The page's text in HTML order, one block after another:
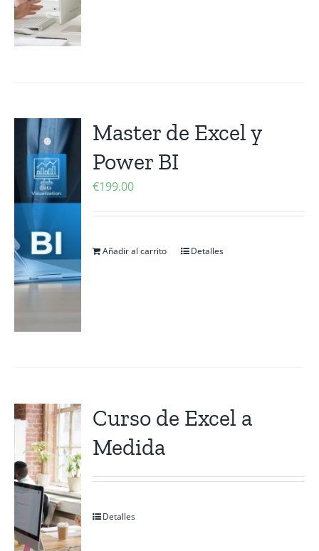
Master de Excel y
Power BI
€199.00
Añadir al carrito Detalles
Curso de Excel a
Medida
Detalles